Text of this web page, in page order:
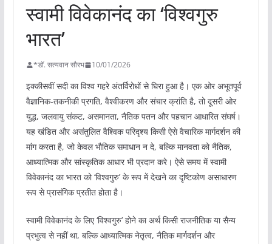
स्वामी विवेकानंद का ‘विश्वगुरु
भारत’
*डॉ. सत्यवान सौरभ 10/01/2026
इक्कीसवीं सदी का विश्व गहरे अंतर्विरोधों से घिरा हुआ है। एक ओर अभूतपूर्व
वैज्ञानिक-तकनीकी प्रगति, वैश्वीकरण और संचार क्रांति है, तो दूसरी ओर
युद्ध, जलवायु संकट, असमानता, नैतिक पतन और पहचान आधारित संघर्ष।
यह खंडित और असंतुलित वैश्विक परिदृश्य किसी ऐसे वैचारिक मार्गदर्शन की
मांग करता है, जो केवल भौतिक समाधान न दे, बल्कि मानवता को नैतिक,
आध्यात्मिक और सांस्कृतिक आधार भी प्रदान करे। ऐसे समय में स्वामी
विवेकानंद का भारत को ‘विश्वगुरु’ के रूप में देखने का दृष्टिकोण असाधारण
रूप से प्रासंगिक प्रतीत होता है।
स्वामी विवेकानंद के लिए ‘विश्वगुरु’ होने का अर्थ किसी राजनीतिक या सैन्य
प्रभुत्व से नहीं था, बल्कि आध्यात्मिक नेतृत्व, नैतिक मार्गदर्शन और